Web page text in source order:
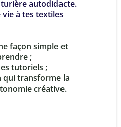
autodidacte.
à tes textiles
façon simple et
;
tutoriels ;
qui transforme la
créative.